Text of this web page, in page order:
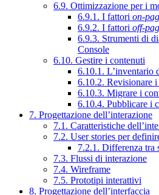
6.9. Ottimizzazione per i
6.9.1. I fattori on-
6.9.2. I fattori off-
6.9.3. Strumenti di
Console
6.10. Gestire i contenuti
6.10.1. L’inventario
6.10.2. Revisionare
6.10.3. Migrare i
6.10.4. Pubblicare i
7. Progettazione dell’interazione
7.1. Caratteristiche
7.2. User stories per
7.2.1. Differenza tra
7.3. Flussi di interazione
7.4. Wireframe
7.5. Prototipi interattivi
8. Progettazione dell’interfaccia